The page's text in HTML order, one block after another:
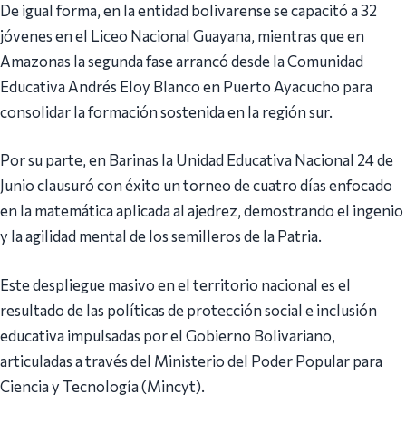
De igual forma, en la entidad bolivarense se capacitó a 32
jóvenes en el Liceo Nacional Guayana, mientras que en
Amazonas la segunda fase arrancó desde la Comunidad
Educativa Andrés Eloy Blanco en Puerto Ayacucho para
consolidar la formación sostenida en la región sur.
Por su parte, en Barinas la Unidad Educativa Nacional 24 de
Junio clausuró con éxito un torneo de cuatro días enfocado
en la matemática aplicada al ajedrez, demostrando el ingenio
y la agilidad mental de los semilleros de la Patria.
Este despliegue masivo en el territorio nacional es el
resultado de las políticas de protección social e inclusión
educativa impulsadas por el Gobierno Bolivariano,
articuladas a través del Ministerio del Poder Popular para
Ciencia y Tecnología (Mincyt).